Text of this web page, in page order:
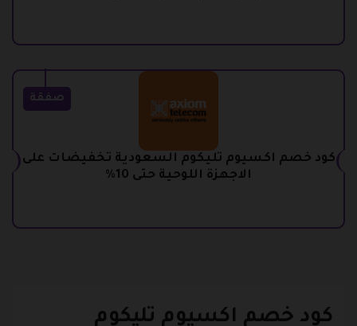
صفقة
كود خصم اكسيوم تليكوم السعودية تخفيضات على
الاجهزة اللوحية حتى 10%
كود خصم اكسيوم تليكوم